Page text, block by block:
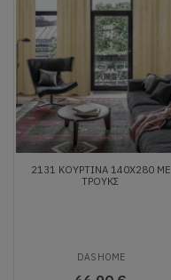
2131 ΚΟΥΡΤΙΝΑ 140Χ280 ΜΕ
ΤΡΟΥΚΣ
DAS HOME